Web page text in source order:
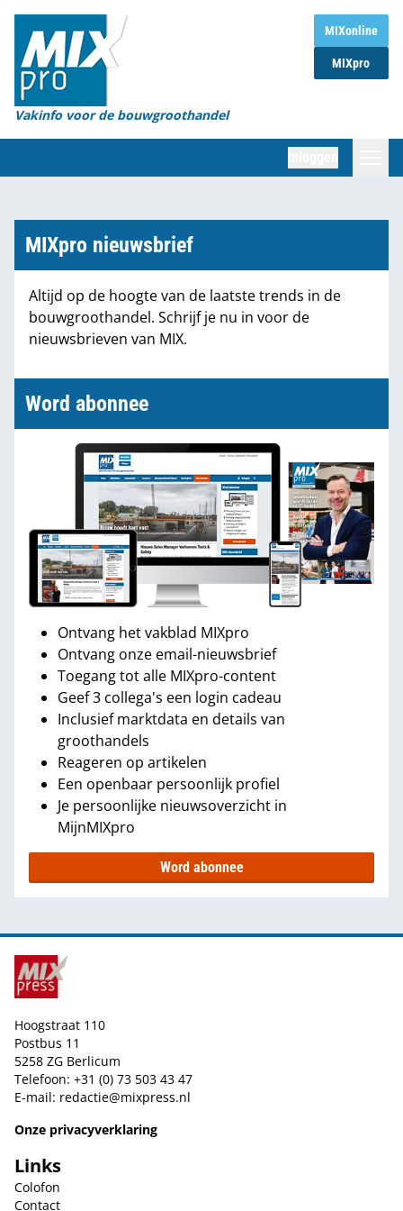
MIXonline
MIXpro
Vakinfo voor de bouwgroothandel
Home
Magazines
Organisaties
Marktcijfers
Partners
MIXpro nieuwsbrief
Altijd op de hoogte van de laatste trends in de
bouwgroothandel. Schrijf je nu in voor de
nieuwsbrieven van MIX.
Word abonnee
Ontvang het vakblad MIXpro
Ontvang onze email-nieuwsbrief
Toegang tot alle MIXpro-content
Geef 3 collega's een login cadeau
Inclusief marktdata en details van
groothandels
Reageren op artikelen
Een openbaar persoonlijk profiel
Je persoonlijke nieuwsoverzicht in
MijnMIXpro
Word abonnee
Hoogstraat 110
Postbus 11
5258 ZG Berlicum
Telefoon: +31 (0) 73 503 43 47
E-mail: redactie@mixpress.nl
Onze privacyverklaring
Links
Colofon
Contact